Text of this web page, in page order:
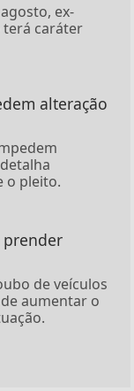
ex-
caráter
alteração
o pleito.
prender
de veículos
aumentar o